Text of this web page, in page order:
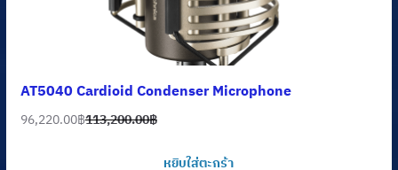
AT5040 Cardioid Condenser Microphone
113,200.00฿
Original
96,220.00฿
Current
หยิบใส่ตะกร้า